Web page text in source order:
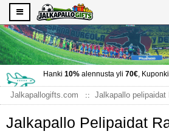
Hanki 10%alennusta yli 70€,
Jalkapallogifts.com Jalkapallo pelipaidat
Jalkapallo Pelipaidat